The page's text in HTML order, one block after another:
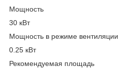
Мощность
30 кВт
Мощность в режиме вентиляции
0.25 кВт
Рекомендуемая площадь